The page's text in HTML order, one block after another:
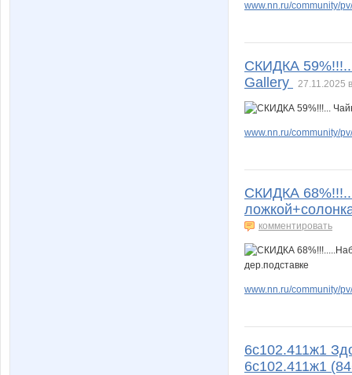
www.nn.ru/community/
СКИДКА
Gallery
27.11.2025
www.nn.ru/community/
СКИДКА
комментировать
www.nn.ru/community/
6с102.411ж1
6с102.411ж1